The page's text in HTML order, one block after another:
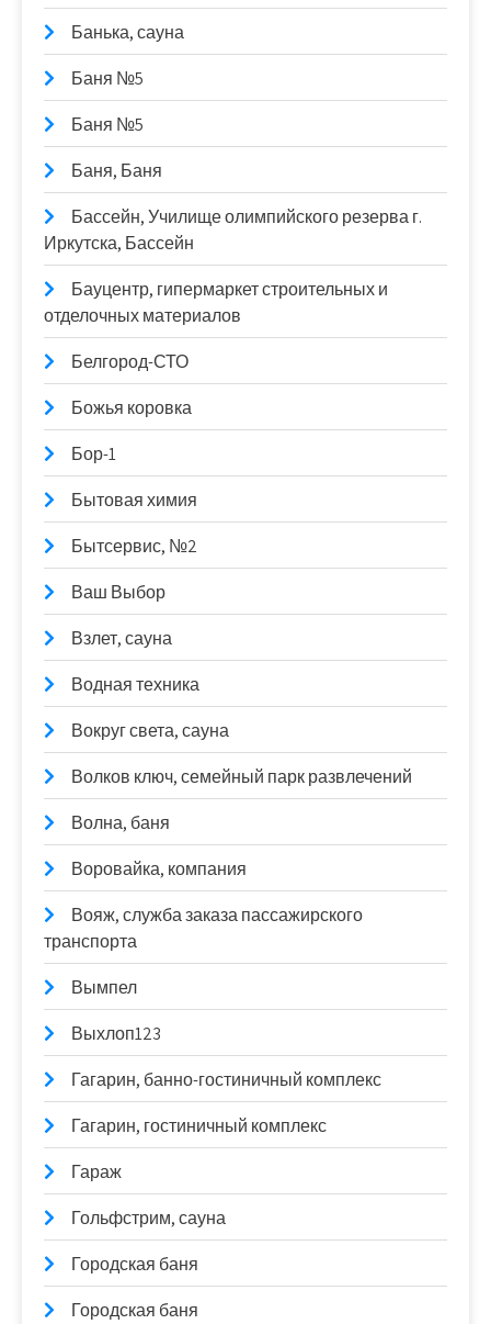
Банька, сауна
Баня №5
Баня №5
Баня, Баня
Бассейн, Училище олимпийского резерва г.
Иркутска, Бассейн
Бауцентр, гипермаркет строительных и
отделочных материалов
Белгород-СТО
Божья коровка
Бор-1
Бытовая химия
Бытсервис, №2
Ваш Выбор
Взлет, сауна
Водная техника
Вокруг света, сауна
Волков ключ, семейный парк развлечений
Волна, баня
Воровайка, компания
Вояж, служба заказа пассажирского
транспорта
Вымпел
Выхлоп123
Гагарин, банно-гостиничный комплекс
Гагарин, гостиничный комплекс
Гараж
Гольфстрим, сауна
Городская баня
Городская баня